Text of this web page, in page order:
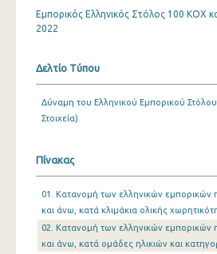
Οκτωβρίου 2024
Ιουλίου 2024
Μαΐου 2024
Απριλίου 2024
Μαρτίου 2024
Εμπορικός Ελληνικός Στόλος 100 ΚΟΧ
2022
Δελτίο Τύπου
Δύναμη του Ελληνικού Εμπορικού
Στοιχεία)
Πίνακας
01. Κατανομή των ελληνικών εμπορικών
και άνω, κατά κλιμάκια ολικής
02. Κατανομή των ελληνικών εμπορικών
και άνω, κατά ομάδες ηλικιών και